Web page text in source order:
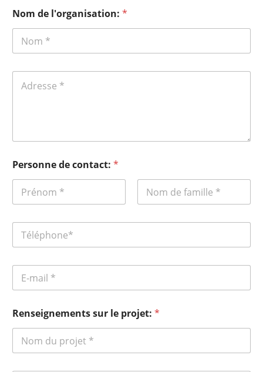
Nom de l'organisation: *
Personne de contact: *
Renseignements sur le projet: *